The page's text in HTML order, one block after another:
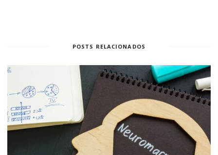
POSTS RELACIONADOS